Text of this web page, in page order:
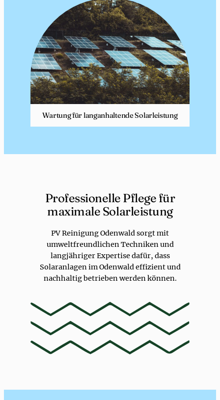
Wartung für langanhaltende Solarleistung
Professionelle Pflege für
maximale Solarleistung
PV Reinigung Odenwald sorgt mit
umweltfreundlichen Techniken und
langjähriger Expertise dafür, dass
Solaranlagen im Odenwald effizient und
nachhaltig betrieben werden können.